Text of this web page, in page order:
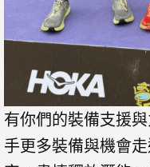
有你們的裝備支援
手更多裝備與機會